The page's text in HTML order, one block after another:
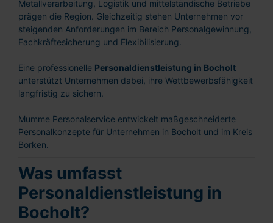
Metallverarbeitung, Logistik und mittelständische Betriebe
prägen die Region. Gleichzeitig stehen Unternehmen vor
steigenden Anforderungen im Bereich Personalgewinnung,
Fachkräftesicherung und Flexibilisierung.
Eine professionelle Personaldienstleistung in Bocholt
unterstützt Unternehmen dabei, ihre Wettbewerbsfähigkeit
langfristig zu sichern.
Mumme Personalservice entwickelt maßgeschneiderte
Personalkonzepte für Unternehmen in Bocholt und im Kreis
Borken.
Was umfasst
Personaldienstleistung in
Bocholt?